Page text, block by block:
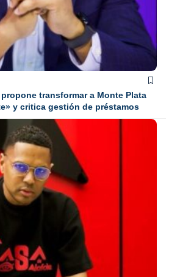
transformar a Monte Plata
y critica gestión de préstamos